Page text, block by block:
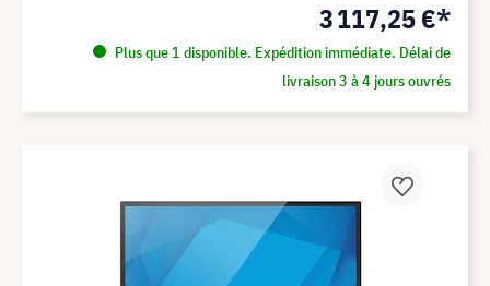
3 117,25 €*
Plus que 1 disponible. Expédition immédiate. Délai de
livraison 3 à 4 jours ouvrés